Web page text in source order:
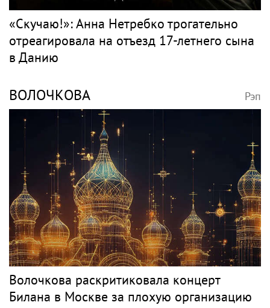
«Скучаю!»: Анна Нетребко трогательно
отреагировала на отъезд 17-летнего сына
в Данию
ВОЛОЧКОВА Рэп
Волочкова раскритиковала концерт
Билана в Москве за плохую организацию